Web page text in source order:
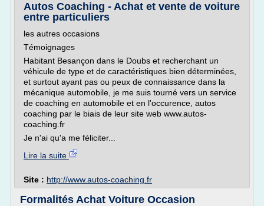
Autos Coaching - Achat et vente de voiture
entre particuliers
les autres occasions
Témoignages
Habitant Besançon dans le Doubs et recherchant un
véhicule de type et de caractéristiques bien déterminées,
et surtout ayant pas ou peux de connaissance dans la
mécanique automobile, je me suis tourné vers un service
de coaching en automobile et en l'occurence, autos
coaching par le biais de leur site web www.autos-
coaching.fr
Je n'ai qu'a me féliciter...
Lire la suite
Site : http://www.autos-coaching.fr
Formalités Achat Voiture Occasion